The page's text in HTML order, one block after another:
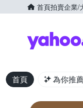
首頁拍賣企業/
首頁 為你推